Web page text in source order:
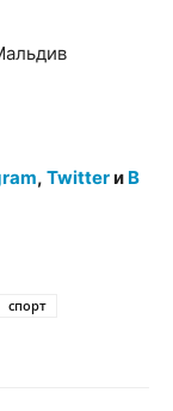
, Twitterи В
спорт